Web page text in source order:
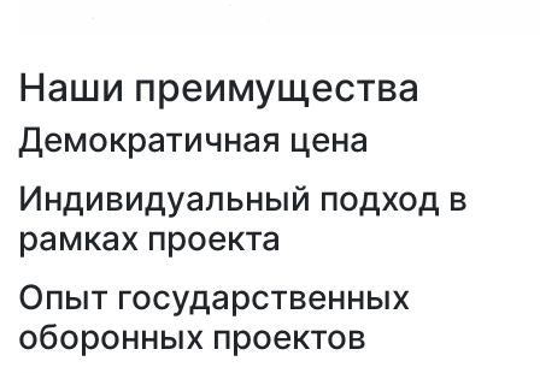
Наши преимущества
Демократичная цена
Индивидуальный подход в
рамках проекта
Опыт государственных
оборонных проектов